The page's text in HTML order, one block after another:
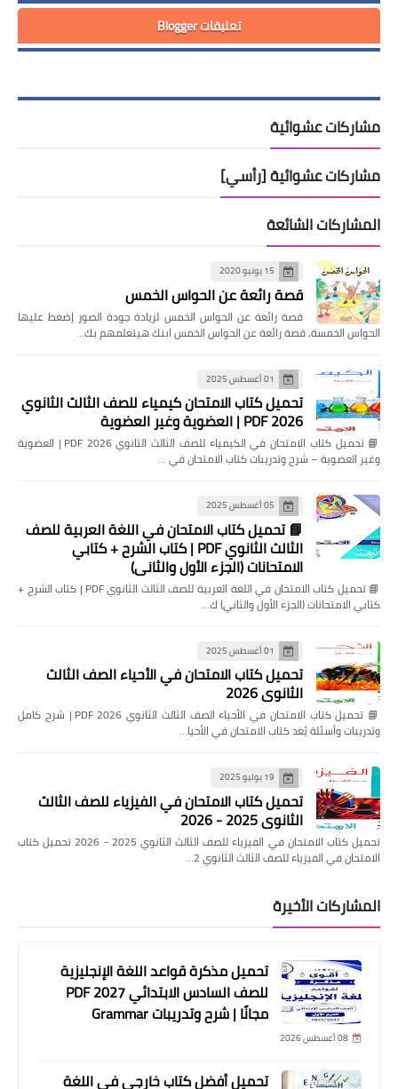
تعليقات Blogger
مشاركات عشوائية
مشاركات عشوائية [رأسي]
المشاركات الشائعة
15 يونيو 2020
قصة رائعة عن الحواس الخمس
قصة رائعة عن الحواس الخمس لزيادة جودة الصور إضغط عليها
الحواس الخمسة, قصة رائعة عن الحواس الخمس ابنك هيتعلمهم بك…
01 أغسطس 2025
تحميل كتاب الامتحان كيمياء للصف الثالث الثانوي
2026 PDF | العضوية وغير العضوية
📘 تحميل كتاب الامتحان في الكيمياء للصف الثالث الثانوي 2026 PDF | العضوية
وغير العضوية – شرح وتدريبات كتاب الامتحان في …
05 أغسطس 2025
📘 تحميل كتاب الامتحان في اللغة العربية للصف
الثالث الثانوي PDF | كتاب الشرح + كتابي
الامتحانات (الجزء الأول والثاني)
📘 تحميل كتاب الامتحان في اللغة العربية للصف الثالث الثانوي PDF | كتاب الشرح +
كتابي الامتحانات (الجزء الأول والثاني) ك…
01 أغسطس 2025
تحميل كتاب الامتحان في الأحياء الصف الثالث
الثانوي 2026
📘 تحميل كتاب الامتحان في الأحياء الصف الثالث الثانوي 2026 PDF | شرح كامل
وتدريبات وأسئلة يُعد كتاب الامتحان في الأحيا…
19 يوليو 2025
تحميل كتاب الامتحان في الفيزياء للصف الثالث
الثانوي 2025 - 2026
تحميل كتاب الامتحان في الفيزياء للصف الثالث الثانوي 2025 - 2026 تحميل كتاب
الامتحان في الفيزياء للصف الثالث الثانوي 2…
المشاركات الأخيرة
تحميل مذكرة قواعد اللغة الإنجليزية
للصف السادس الابتدائي 2027 PDF
مجانًا | شرح وتدريبات Grammar
08 أغسطس 2026
تحميل أفضل كتاب خارجي في اللغة